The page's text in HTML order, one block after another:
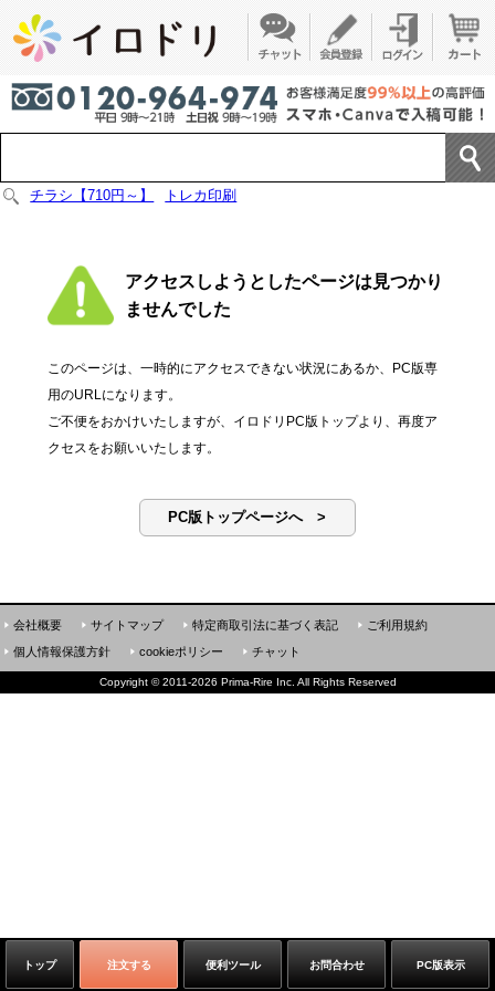
チラシ【710円～】 トレカ印刷
アクセスしようとしたページは見つかり
ませんでした
このページは、一時的にアクセスできない状況にあるか、PC版専
用のURLになります。
ご不便をおかけいたしますが、イロドリPC版トップより、再度ア
クセスをお願いいたします。
PC版トップページへ >
トップ 注文する 便利ツール お問合わせ PC版表示
会社概要 サイトマップ 特定商取引法に基づく表記
ご利用規約
個人情報保護方針
cookieポリシー チャット
Copyright ©2011-2026 Prima-Rire Inc. All Rights Reserved